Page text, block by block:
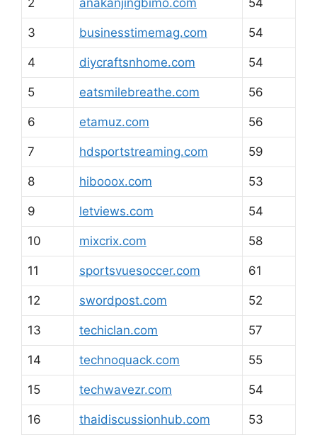
3 businesstimemag.com 54
4 diycraftsnhome.com 54
5 eatsmilebreathe.com 56
6 etamuz.com 56
7 hdsportstreaming.com 59
8 hibooox.com 53
9 letviews.com 54
10 mixcrix.com 58
11 sportsvuesoccer.com 61
12 swordpost.com 52
13 techiclan.com 57
14 technoquack.com 55
15 techwavezr.com 54
16 thaidiscussionhub.com 53